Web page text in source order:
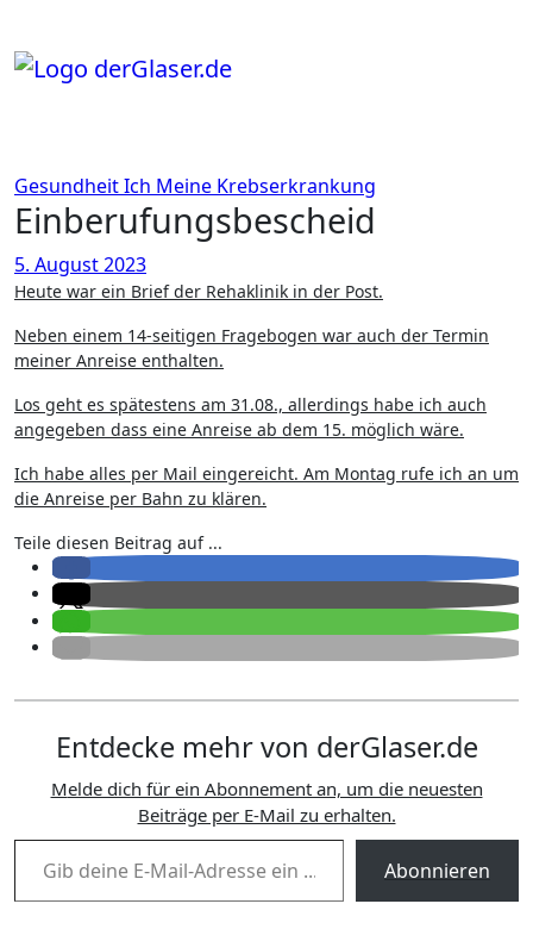
springen
GesundheitIch Meine Krebserkrankung
Einberufungsbescheid
5. August 2023
Heute war ein Brief der Rehaklinik in der Post.
Neben einem 14-seitigen Fragebogen war auch der Termin
meiner Anreise enthalten.
Los geht es spätestens am 31.08., allerdings habe ich auch
angegeben dass eine Anreise ab dem 15. möglich wäre.
Ich habe alles per Mail eingereicht. Am Montag rufe ich an um
die Anreise per Bahn zu klären.
Teile diesen Beitrag auf ...
Entdecke mehr von derGlaser.de
Melde dich für ein Abonnement an, um die neuesten
Beiträge per E-Mail zu erhalten.
Gib deine E-Mail-Adresse ein ...
Abonnieren